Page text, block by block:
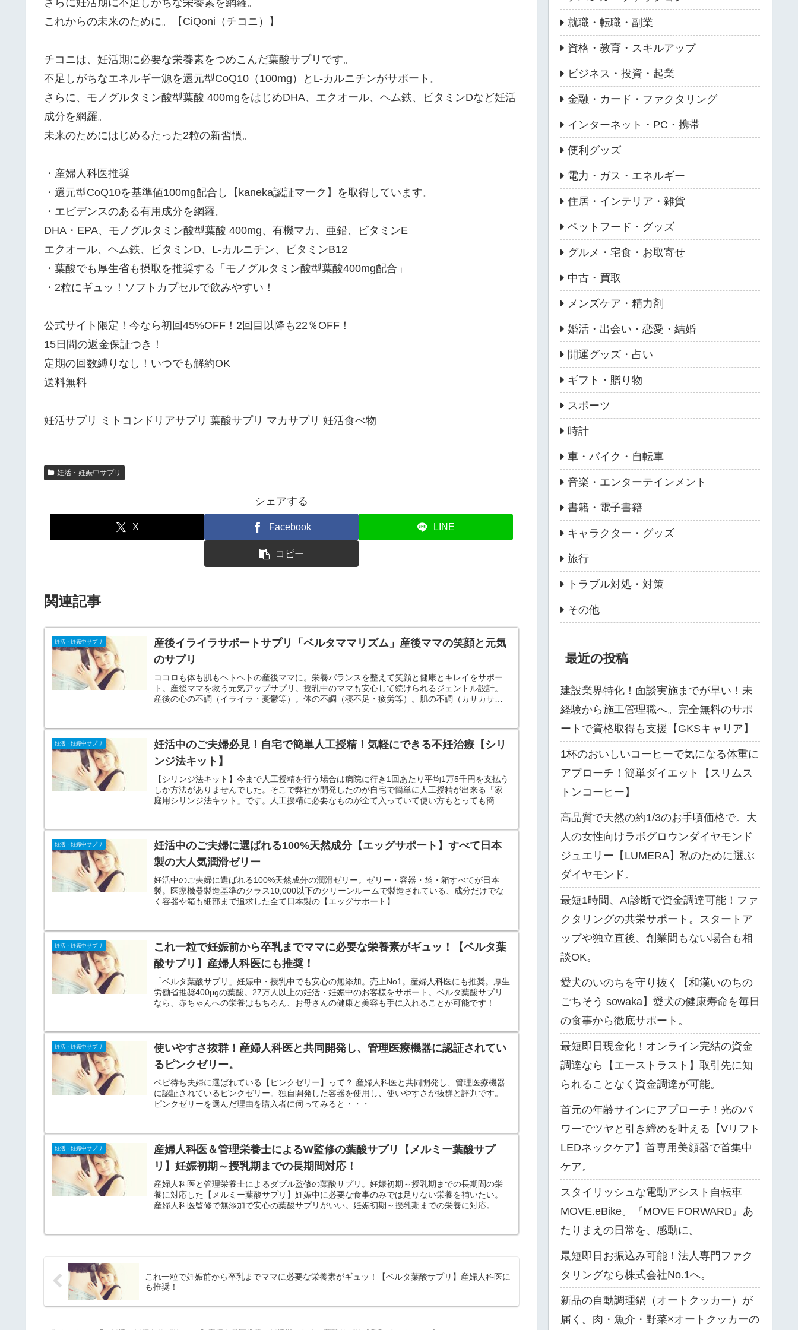
これからの未来のために。【CiQoni（チコニ）】
チコニは、妊活期に必要な栄養素をつめこんだ葉酸サプリです。
不足しがちなエネルギー源を還元型CoQ10（100mg）とL-カルニチンがサポート。
さらに、モノグルタミン酸型葉酸 400mgをはじめDHA、エクオール、ヘム鉄、ビタミンDなど妊活
成分を網羅。
未来のためにはじめるたった2粒の新習慣。
・産婦人科医推奨
・還元型CoQ10を基準値100mg配合し【kaneka認証マーク】を取得しています。
・エビデンスのある有用成分を網羅。
DHA・EPA、モノグルタミン酸型葉酸 400mg、有機マカ、亜鉛、ビタミンE
エクオール、ヘム鉄、ビタミンD、L-カルニチン、ビタミンB12
・葉酸でも厚生省も摂取を推奨する「モノグルタミン酸型葉酸400mg配合」
・2粒にギュッ！ソフトカプセルで飲みやすい！
公式サイト限定！今なら初回45%OFF！2回目以降も22％OFF！
15日間の返金保証つき！
定期の回数縛りなし！いつでも解約OK
送料無料
妊活サプリ ミトコンドリアサプリ 葉酸サプリ マカサプリ 妊活食べ物
妊活・妊娠中サプリ
シェアする
X Facebook LINE
コピー
関連記事
妊活・妊娠中サプリ
産後イライラサポートサプリ「ベルタママリズム」産後ママの笑顔と元気
のサプリ
ココロも体も肌もヘトヘトの産後ママに。栄養バランスを整えて笑顔と健康とキレイをサポー
ト。産後ママを救う元気アップサプリ。授乳中のママも安心して続けられるジェントル設計。
産後の心の不調（イライラ・憂鬱等）。体の不調（寝不足・疲労等）。肌の不調（カサカサ・
妊活・妊娠中サプリ
妊活中のご夫婦必見！自宅で簡単人工授精！気軽にできる不妊治療【シリ
ンジ法キット】
【シリンジ法キット】今まで人工授精を行う場合は病院に行き1回あたり平均1万5千円を支払う
しか方法がありませんでした。そこで弊社が開発したのが自宅で簡単に人工授精が出来る「家
庭用シリンジ法キット」です。人工授精に必要なものが全て入っていて使い方もとっても簡単
妊活・妊娠中サプリ
妊活中のご夫婦に選ばれる100%天然成分【エッグサポート】すべて日本
製の大人気潤滑ゼリー
妊活中のご夫婦に選ばれる100%天然成分の潤滑ゼリー。ゼリー・容器・袋・箱すべてが日本
製。医療機器製造基準のクラス10,000以下のクリーンルームで製造されている、成分だけでな
く容器や箱も細部まで追求した全て日本製の【エッグサポート】
妊活・妊娠中サプリ
これ一粒で妊娠前から卒乳までママに必要な栄養素がギュッ！【ベルタ葉
酸サプリ】産婦人科医にも推奨！
「ベルタ葉酸サプリ」妊娠中・授乳中でも安心の無添加。売上No1。産婦人科医にも推奨。厚生
労働省推奨400μgの葉酸。27万人以上の妊活・妊娠中のお客様をサポート。ベルタ葉酸サプリ
なら、赤ちゃんへの栄養はもちろん、お母さんの健康と美容も手に入れることが可能です！
妊活・妊娠中サプリ
使いやすさ抜群！産婦人科医と共同開発し、管理医療機器に認証されてい
るピンクゼリー。
ベビ待ち夫婦に選ばれている【ピンクゼリー】って？ 産婦人科医と共同開発し、管理医療機器
に認証されているピンクゼリー。独自開発した容器を使用し、使いやすさが抜群と評判です。
ピンクゼリーを選んだ理由を購入者に伺ってみると・・・
妊活・妊娠中サプリ
産婦人科医＆管理栄養士によるW監修の葉酸サプリ【メルミー葉酸サプ
リ】妊娠初期～授乳期までの長期間対応！
産婦人科医と管理栄養士によるダブル監修の葉酸サプリ。妊娠初期～授乳期までの長期間の栄
養に対応した【メルミー葉酸サプリ】妊娠中に必要な食事のみでは足りない栄養を補いたい。
産婦人科医監修で無添加で安心の葉酸サプリがいい。妊娠初期～授乳期までの栄養に対応。
これ一粒で妊娠前から卒乳までママに必要な栄養素がギュッ！【ベルタ葉酸サプリ】産婦人科医に
も推奨！
就職・転職・副業
資格・教育・スキルアップ
ビジネス・投資・起業
金融・カード・ファクタリング
インターネット・PC・携帯
便利グッズ
電力・ガス・エネルギー
住居・インテリア・雑貨
ペットフード・グッズ
グルメ・宅食・お取寄せ
中古・買取
メンズケア・精力剤
婚活・出会い・恋愛・結婚
開運グッズ・占い
ギフト・贈り物
スポーツ
時計
車・バイク・自転車
音楽・エンターテインメント
書籍・電子書籍
キャラクター・グッズ
旅行
トラブル対処・対策
その他
最近の投稿
建設業界特化！面談実施までが早い！未
経験から施工管理職へ。完全無料のサポ
ートで資格取得も支援【GKSキャリア】
1杯のおいしいコーヒーで気になる体重に
アプローチ！簡単ダイエット【スリムス
トンコーヒー】
高品質で天然の約1/3のお手頃価格で。大
人の女性向けラボグロウンダイヤモンド
ジュエリー【LUMERA】私のために選ぶ
ダイヤモンド。
最短1時間、AI診断で資金調達可能！ファ
クタリングの共栄サポート。スタートア
ップや独立直後、創業間もない場合も相
談OK。
愛犬のいのちを守り抜く【和漢いのちの
ごちそう sowaka】愛犬の健康寿命を毎日
の食事から徹底サポート。
最短即日現金化！オンライン完結の資金
調達なら【エーストラスト】取引先に知
られることなく資金調達が可能。
首元の年齢サインにアプローチ！光のパ
ワーでツヤと引き締めを叶える【Vリフト
LEDネックケア】首専用美顔器で首集中
ケア。
スタイリッシュな電動アシスト自転車
MOVE.eBike。『MOVE FORWARD』あ
たりまえの日常を、感動に。
最短即日お振込み可能！法人専門ファク
タリングなら株式会社No.1へ。
新品の自動調理鍋（オートクッカー）が
届く。肉・魚介・野菜×オートクッカーの